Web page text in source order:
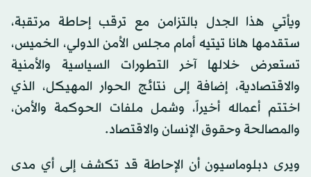
ويأتي هذا الجدل بالتزامن مع ترقب إحاطة مرتقبة،
ستقدمها هانا تيتيه أمام مجلس الأمن الدولي، الخميس،
تستعرض خلالها آخر التطورات السياسية والأمنية
والاقتصادية، إضافة إلى نتائج الحوار المهيكل، الذي
اختتم أعماله أخيراً، وشمل ملفات الحوكمة والأمن،
والمصالحة وحقوق الإنسان والاقتصاد.
ويرى دبلوماسيون أن الإحاطة قد تكشف إلى أي مدى